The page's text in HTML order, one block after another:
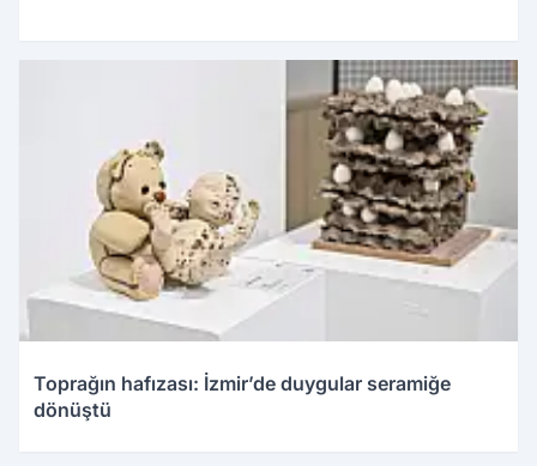
Toprağın hafızası: İzmir’de duygular seramiğe
dönüştü